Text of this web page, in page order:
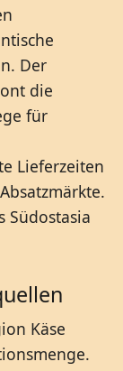
Der
die
für
Lieferzeiten
Südostasia
Käse